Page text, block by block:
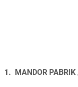
1. MANDOR PABRIK